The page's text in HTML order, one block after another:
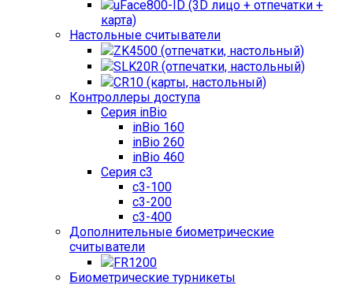
uFace800-ID (3D лицо + отпечатки +
карта)
Настольные считыватели
ZK4500 (отпечатки, настольный)
SLK20R (отпечатки, настольный)
CR10 (карты, настольный)
Контроллеры доступа
Серия inBio
inBio 160
inBio 260
inBio 460
Серия c3
c3-100
c3-200
c3-400
Дополнительные биометрические
считыватели
FR1200
Биометрические турникеты